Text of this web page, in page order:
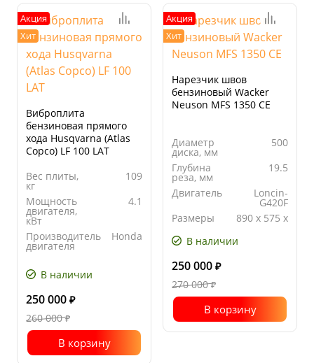
Акция
Хит
Виброплита
бензиновая прямого
хода Husqvarna (Atlas
Copco) LF 100 LAT
Вес плиты,
кг
109
Мощность
двигателя,
кВт
4.1
Производитель
двигателя
Honda
основания
плиты, мм
В наличии
250 000 ₽
260 000₽
В корзину
Акция
Хит
Нарезчик швов
бензиновый Wacker
Neuson MFS 1350 CE
Диаметр
диска, мм
500
Глубина
реза, мм
19.5
Двигатель
Loncin-
G420F
Размеры
(ДхШхВ),
мм
890 х 575 х
В наличии
250 000 ₽
270 000₽
В корзину